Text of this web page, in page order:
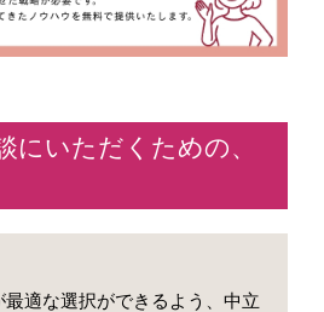
にいただくための、
適な選択ができるよう、中立